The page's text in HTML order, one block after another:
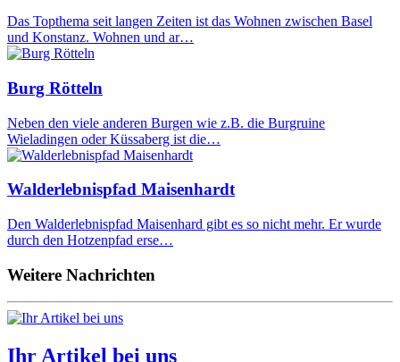
Das Topthema seit langen Zeiten ist das Wohnen zwischen Basel
und Konstanz. Wohnen und ar…
Burg Rötteln
Neben den viele anderen Burgen wie z.B. die Burgruine
Wieladingen oder Küssaberg ist die…
Walderlebnispfad Maisenhardt
Den Walderlebnispfad Maisenhard gibt es so nicht mehr. Er wurde
durch den Hotzenpfad erse…
Weitere Nachrichten
Ihr Artikel bei uns